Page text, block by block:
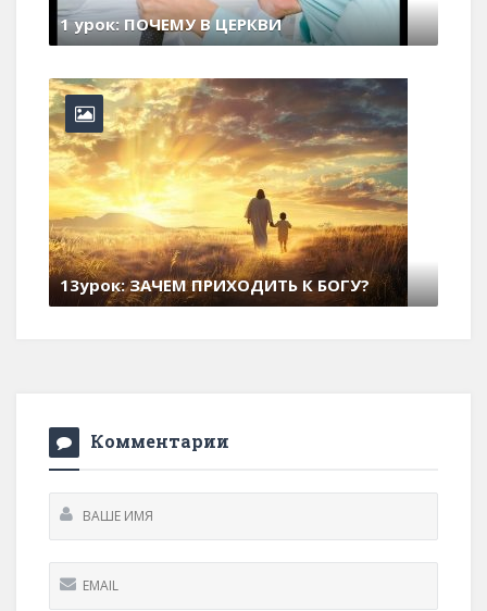
6 урок: ВРАГИ НАШЕГО СПАСЕНИЯ
Комментарии